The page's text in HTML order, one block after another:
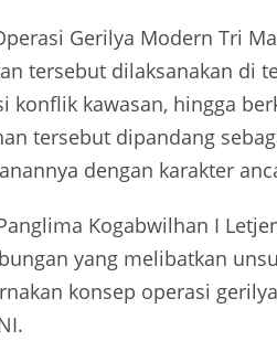
Gerilya Modern Tri
tersebut dilaksanakan di
konflik kawasan, hingga
tersebut dipandang
dengan karakter
Kogabwilhan I
yang melibatkan
konsep operasi